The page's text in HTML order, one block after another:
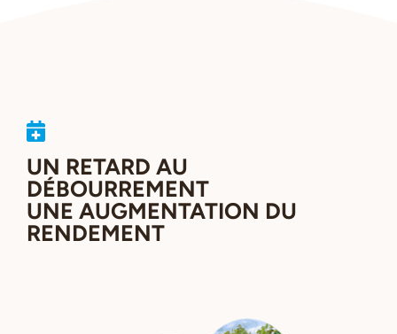
UN RETARD AU
DÉBOURREMENT
UNE AUGMENTATION DU
RENDEMENT